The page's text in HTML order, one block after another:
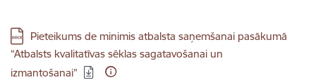
Lejupielādēt:
Pieteikums de minimis atbalsta saņemšanai pasākumā
“Atbalsts kvalitatīvas sēklas sagatavošanai un
izmantošanai”